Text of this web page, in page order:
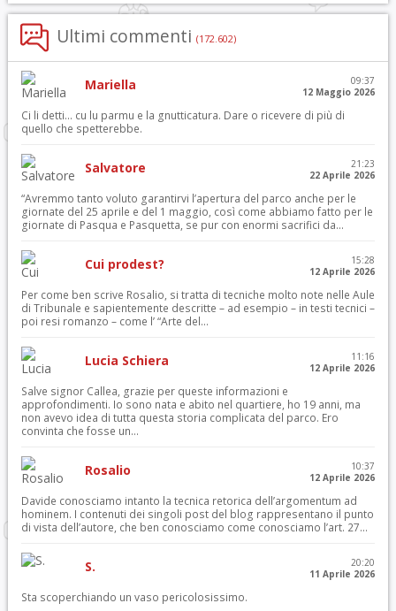
Ultimi commenti (172.602)
Mariella
09:37
12 Maggio 2026
Ci li detti… cu lu parmu e la gnutticatura. Dare o ricevere di più di
quello che spetterebbe.
Salvatore
21:23
22 Aprile 2026
“Avremmo tanto voluto garantirvi l’apertura del parco anche per le
giornate del 25 aprile e del 1 maggio, così come abbiamo fatto per le
giornate di Pasqua e Pasquetta, se pur con enormi sacrifici da...
Cui prodest?
15:28
12 Aprile 2026
Per come ben scrive Rosalio, si tratta di tecniche molto note nelle Aule
di Tribunale e sapientemente descritte – ad esempio – in testi tecnici –
poi resi romanzo – come l’ “Arte del...
Lucia Schiera
11:16
12 Aprile 2026
Salve signor Callea, grazie per queste informazioni e
approfondimenti. Io sono nata e abito nel quartiere, ho 19 anni, ma
non avevo idea di tutta questa storia complicata del parco. Ero
convinta che fosse un...
Rosalio
10:37
12 Aprile 2026
Davide conosciamo intanto la tecnica retorica dell’argomentum ad
hominem. I contenuti dei singoli post del blog rappresentano il punto
di vista dell’autore, che ben conosciamo come conosciamo l’art. 27...
S.
20:20
11 Aprile 2026
Sta scoperchiando un vaso pericolosissimo.